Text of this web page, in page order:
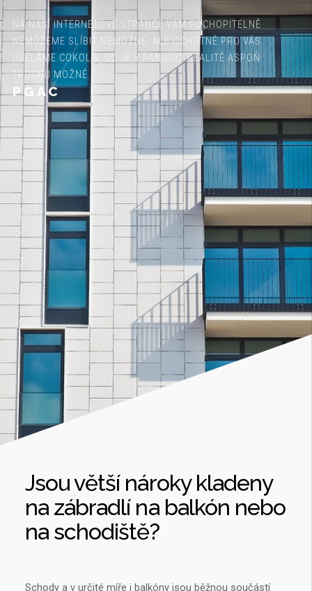
NA NAŠÍ INTERNETOVÉ STRÁNCE VÁM POCHOPITELNĚ
NEMŮŽEME SLÍBIT NEMOŽNÉ. ALE OCHOTNĚ PRO VÁS
UDĚLÁME COKOLIV, CO JE V PANUJÍCÍ REALITĚ ASPOŇ
TROCHU MOŽNÉ.
PGAC
Jsou větší nároky kladeny
na zábradlí na balkón nebo
na schodiště?
Schody a v určité míře i balkóny jsou běžnou součástí